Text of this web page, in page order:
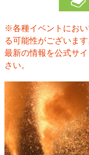
※各種イベントにお
る可能性がございます
最新の情報を公式サ
さい。